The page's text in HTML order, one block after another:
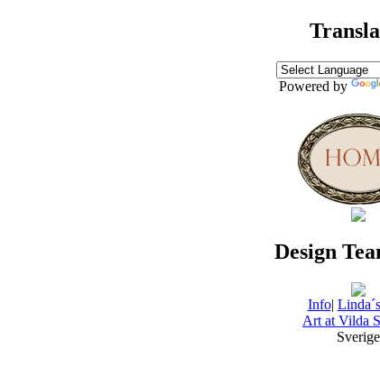
Powered by
Design
Info|
Art at Vilda
Sverige